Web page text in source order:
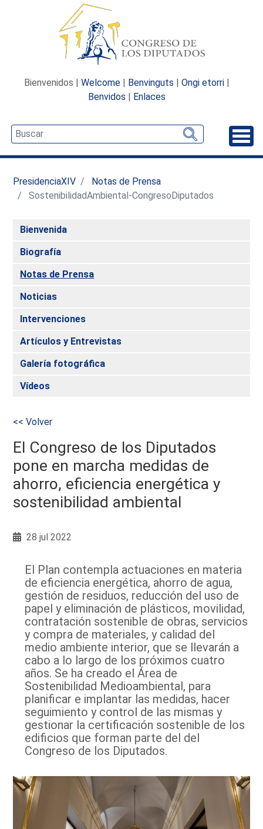
Bienvenidos | Welcome | Benvinguts | Ongi etorri |
Benvidos | Enlaces
PresidenciaXIV
Notas de Prensa
SostenibilidadAmbiental-CongresoDiputados
Bienvenida
Biografía
Notas de Prensa
Noticias
Intervenciones
Artículos y Entrevistas
Galería fotográfica
Vídeos
<< Volver
El Congreso de los Diputados
pone en marcha medidas de
ahorro, eficiencia energética y
sostenibilidad ambiental
28 jul 2022
El Plan contempla actuaciones en materia
de eficiencia energética, ahorro de agua,
gestión de residuos, reducción del uso de
papel y eliminación de plásticos, movilidad,
contratación sostenible de obras, servicios
y compra de materiales, y calidad del
medio ambiente interior, que se llevarán a
cabo a lo largo de los próximos cuatro
años. Se ha creado el Área de
Sostenibilidad Medioambiental, para
planificar e implantar las medidas, hacer
seguimiento y control de las mismas y
gestionar la certificación sostenible de los
edificios que forman parte del del
Congreso de los Diputados.